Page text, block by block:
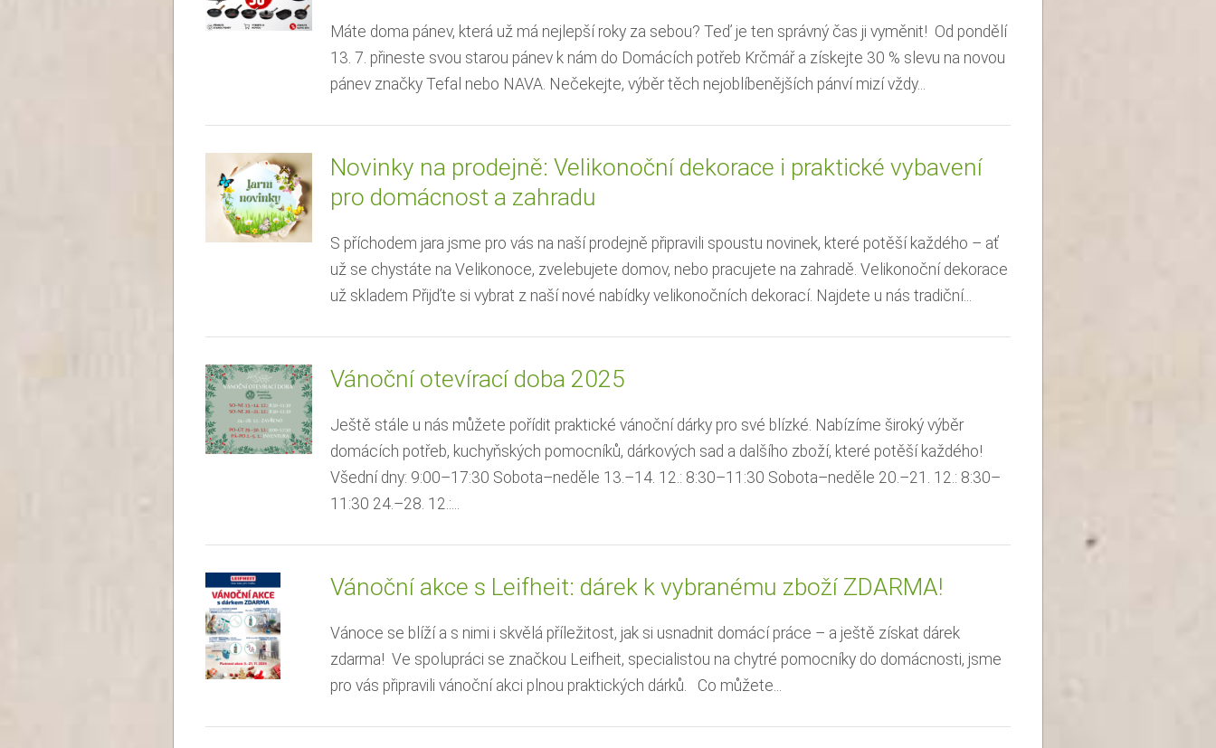
Máte doma pánev, která už má nejlepší roky za sebou? Teď je ten správný čas ji vyměnit! Od pondělí
13. 7. přineste svou starou pánev k nám do Domácích potřeb Krčmář a získejte 30 % slevu na novou
pánev značky Tefal nebo NAVA. Nečekejte, výběr těch nejoblíbenějších pánví mizí vždy...
Novinky na prodejně: Velikonoční dekorace i praktické vybavení
pro domácnost a zahradu
S příchodem jara jsme pro vás na naší prodejně připravili spoustu novinek, které potěší každého – ať
už se chystáte na Velikonoce, zvelebujete domov, nebo pracujete na zahradě. Velikonoční dekorace
už skladem Přijďte si vybrat z naší nové nabídky velikonočních dekorací. Najdete u nás tradiční...
Vánoční otevírací doba 2025
Ještě stále u nás můžete pořídit praktické vánoční dárky pro své blízké. Nabízíme široký výběr
domácích potřeb, kuchyňských pomocníků, dárkových sad a dalšího zboží, které potěší každého!
Všední dny: 9:00–17:30 Sobota–neděle 13.–14. 12.: 8:30–11:30 Sobota–neděle 20.–21. 12.: 8:30–
11:30 24.–28. 12.:...
Vánoční akce s Leifheit: dárek k vybranému zboží ZDARMA!
Vánoce se blíží a s nimi i skvělá příležitost, jak si usnadnit domácí práce – a ještě získat dárek
zdarma! Ve spolupráci se značkou Leifheit, specialistou na chytré pomocníky do domácnosti, jsme
pro vás připravili vánoční akci plnou praktických dárků. Co můžete...